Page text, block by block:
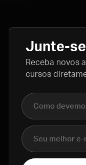
Junte-
Receba novos
cursos
Nome completo
E-mail